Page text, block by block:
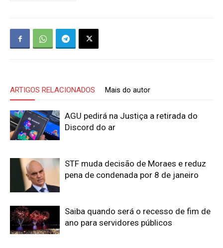
ARTIGOS RELACIONADOS Mais do autor
AGU pedirá na Justiça a retirada do
Discord do ar
STF muda decisão de Moraes e reduz
pena de condenada por 8 de janeiro
Saiba quando será o recesso de fim de
ano para servidores públicos